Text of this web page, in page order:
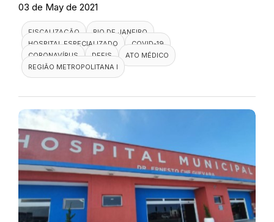
03 de May de 2021
FISCALIZAÇÃO
RIO DE JANEIRO
HOSPITAL ESPECIALIZADO
COVID-19
CORONAVÍRUS
DEFIS
ATO MÉDICO
REGIÃO METROPOLITANA I